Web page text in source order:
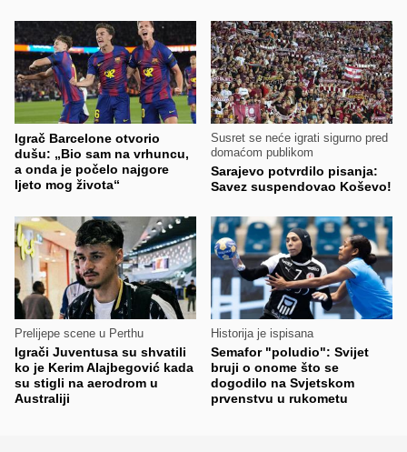
Igrač Barcelone otvorio
dušu: „Bio sam na vrhuncu,
a onda je počelo najgore
ljeto mog života“
Susret se neće igrati sigurno pred
domaćom publikom
Sarajevo potvrdilo pisanja:
Savez suspendovao Koševo!
Prelijepe scene u Perthu
Igrači Juventusa su shvatili
ko je Kerim Alajbegović kada
su stigli na aerodrom u
Australiji
Historija je ispisana
Semafor "poludio": Svijet
bruji o onome što se
dogodilo na Svjetskom
prvenstvu u rukometu